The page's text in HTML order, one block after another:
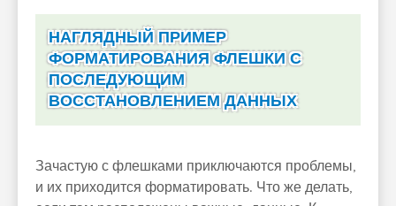
НАГЛЯДНЫЙ ПРИМЕР
ФОРМАТИРОВАНИЯ ФЛЕШКИ С
ПОСЛЕДУЮЩИМ
ВОССТАНОВЛЕНИЕМ ДАННЫХ
Зачастую с флешками приключаются проблемы,
и их приходится форматировать. Что же делать,